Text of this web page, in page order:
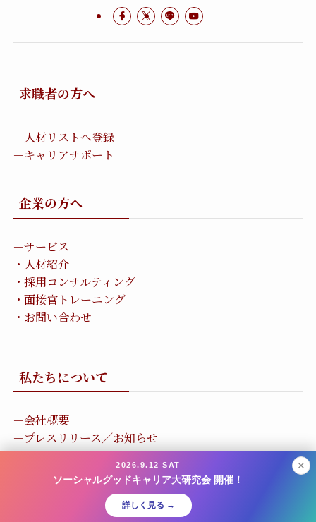
✕
2026.9.12 SAT
ソーシャルグッドキャリア大研究会 開催！
詳しく見る →
求職者の方へ
－人材リストへ登録
－キャリアサポート
企業の方へ
－サービス
・ 人材紹介
・ 採用コンサルティング
・ 面接官トレーニング
・ お問い合わせ
私たちについて
－会社概要
－プレスリリース／お知らせ
－イベント
プロビティ・グローバルサーチ株式会社
ソーシャルグッドに特化した転職エージェント.